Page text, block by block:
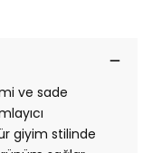
ve sade
giyim stilinde